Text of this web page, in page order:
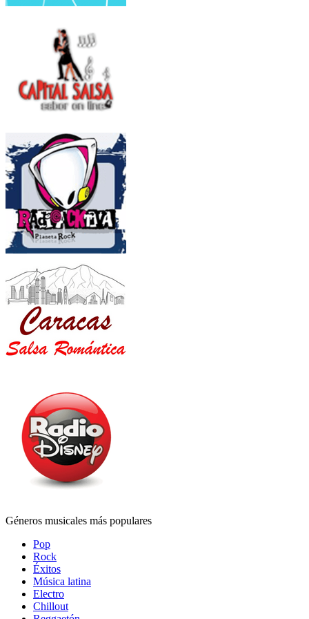
Géneros musicales más populares
Pop
Rock
Éxitos
Música latina
Electro
Chillout